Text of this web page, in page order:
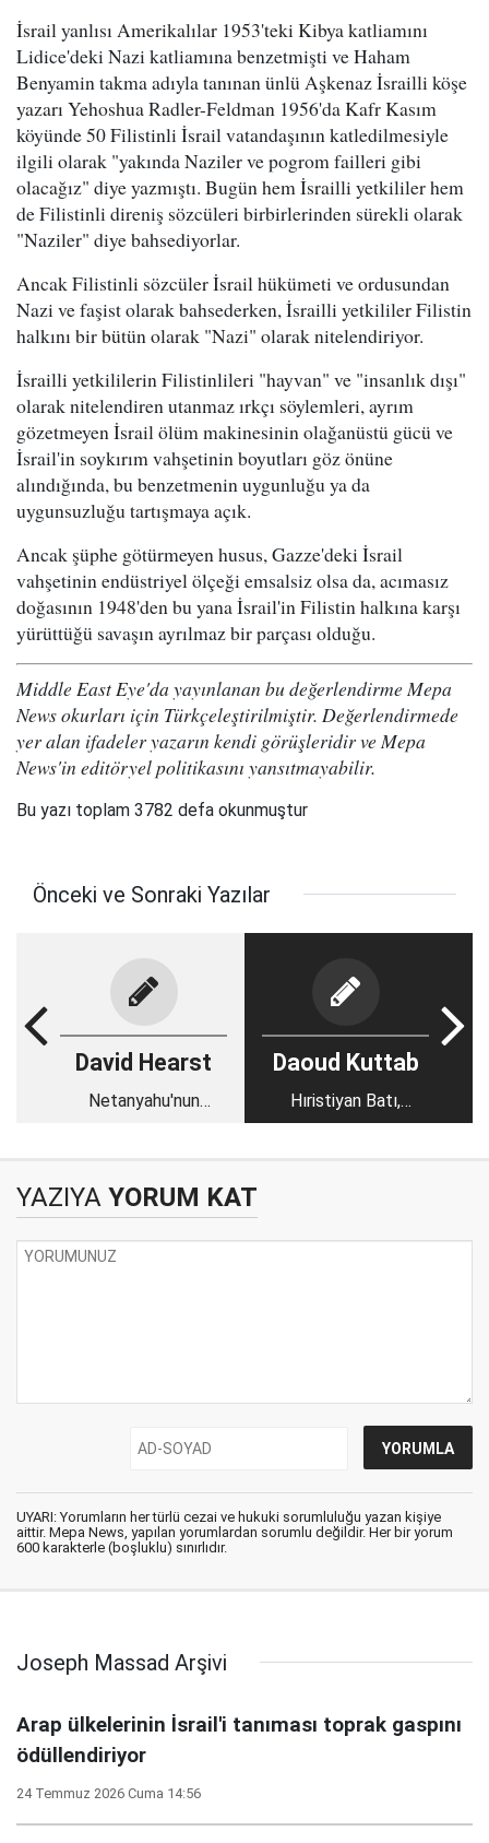
İsrail yanlısı Amerikalılar 1953'teki Kibya katliamını
Lidice'deki Nazi katliamına benzetmişti ve Haham
Benyamin takma adıyla tanınan ünlü Aşkenaz İsrailli köşe
yazarı Yehoshua Radler-Feldman 1956'da Kafr Kasım
köyünde 50 Filistinli İsrail vatandaşının katledilmesiyle
ilgili olarak "yakında Naziler ve pogrom failleri gibi
olacağız" diye yazmıştı. Bugün hem İsrailli yetkililer hem
de Filistinli direniş sözcüleri birbirlerinden sürekli olarak
"Naziler" diye bahsediyorlar.
Ancak Filistinli sözcüler İsrail hükümeti ve ordusundan
Nazi ve faşist olarak bahsederken, İsrailli yetkililer Filistin
halkını bir bütün olarak "Nazi" olarak nitelendiriyor.
İsrailli yetkililerin Filistinlileri "hayvan" ve "insanlık dışı"
olarak nitelendiren utanmaz ırkçı söylemleri, ayrım
gözetmeyen İsrail ölüm makinesinin olağanüstü gücü ve
İsrail'in soykırım vahşetinin boyutları göz önüne
alındığında, bu benzetmenin uygunluğu ya da
uygunsuzluğu tartışmaya açık.
Ancak şüphe götürmeyen husus, Gazze'deki İsrail
vahşetinin endüstriyel ölçeği emsalsiz olsa da, acımasız
doğasının 1948'den bu yana İsrail'in Filistin halkına karşı
yürüttüğü savaşın ayrılmaz bir parçası olduğu.
Middle East Eye'da yayınlanan bu değerlendirme Mepa
News okurları için Türkçeleştirilmiştir. Değerlendirmede
yer alan ifadeler yazarın kendi görüşleridir ve Mepa
News'in editöryel politikasını yansıtmayabilir.
Bu yazı toplam 3782 defa okunmuştur
Önceki ve Sonraki Yazılar
David Hearst
Netanyahu'nun
Daoud Kuttab
Hıristiyan Batı,
Filistinli Hıristiyanların
YAZIYA YORUM KAT
UYARI: Yorumların her türlü cezai ve hukuki sorumluluğu yazan kişiye
aittir. Mepa News, yapılan yorumlardan sorumlu değildir. Her bir yorum
600 karakterle (boşluklu) sınırlıdır.
Joseph Massad Arşivi
Arap ülkelerinin İsrail'i tanıması toprak gaspını
ödüllendiriyor
24 Temmuz 2026 Cuma 14:56